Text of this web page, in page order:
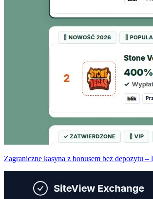
Zagraniczne kasyna z bonusem bez depozytu – l